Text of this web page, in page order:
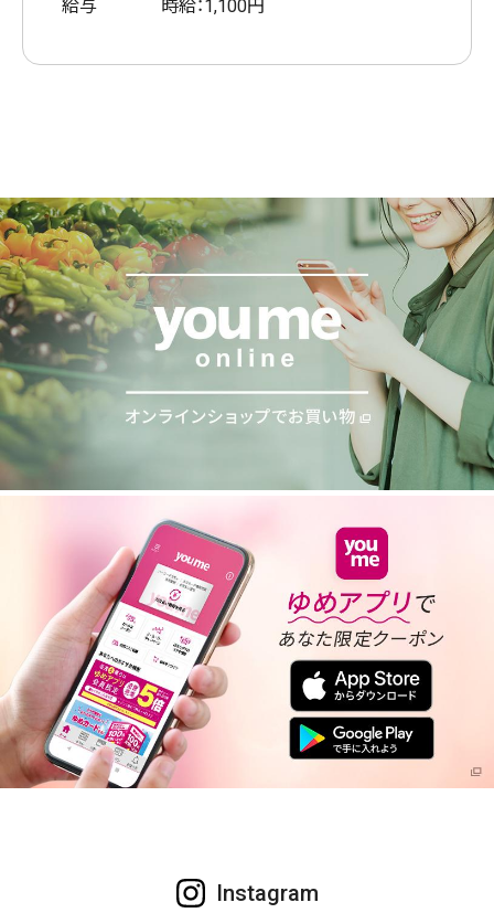
給与
時給：1,100円
Instagram